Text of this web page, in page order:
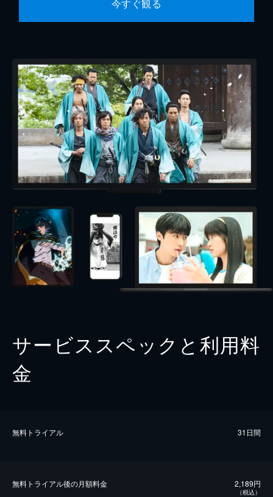
今すぐ観る
サービススペックと利用料
金
無料トライアル 31日間
無料トライアル後の⽉額料金 2,189円
（税込）